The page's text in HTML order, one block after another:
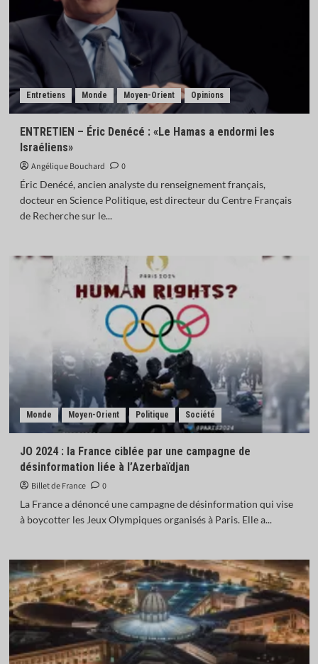
Entretiens Monde Moyen-Orient Opinions
ENTRETIEN – Éric Denécé : «Le Hamas a endormi les
Israéliens»
Angélique Bouchard
0
Éric Denécé, ancien analyste du renseignement français,
docteur en Science Politique, est directeur du Centre Français
de Recherche sur le...
Monde Moyen-Orient Politique Société
JO 2024 : la France ciblée par une campagne de
désinformation liée à l’Azerbaïdjan
Billet de France
0
La France a dénoncé une campagne de désinformation qui vise
à boycotter les Jeux Olympiques organisés à Paris. Elle a...